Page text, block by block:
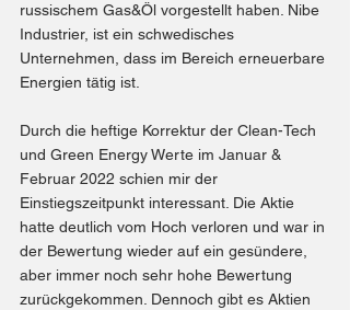
russischem Gas&Öl vorgestellt haben. Nibe
Industrier, ist ein schwedisches
Unternehmen, dass im Bereich erneuerbare
Energien tätig ist.
Durch die heftige Korrektur der Clean-Tech
und Green Energy Werte im Januar &
Februar 2022 schien mir der
Einstiegszeitpunkt interessant. Die Aktie
hatte deutlich vom Hoch verloren und war in
der Bewertung wieder auf ein gesündere,
aber immer noch sehr hohe Bewertung
zurückgekommen. Dennoch gibt es Aktien